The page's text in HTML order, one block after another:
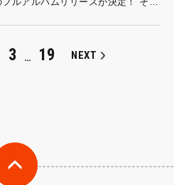
3 … 19 NEXT